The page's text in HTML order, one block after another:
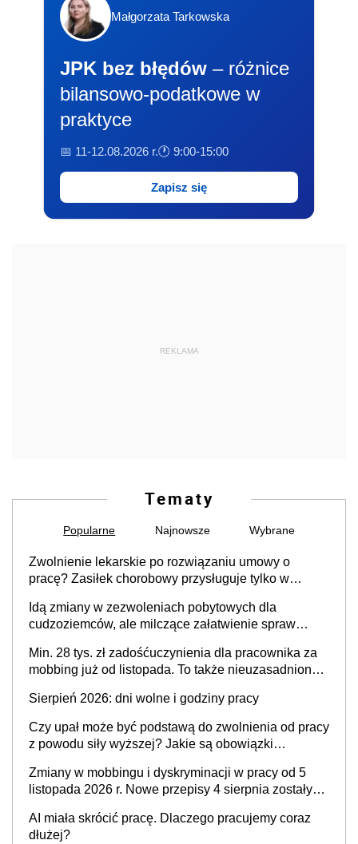
Małgorzata Tarkowska
JPK bez błędów – różnice
bilansowo-podatkowe w
praktyce
📅 11-12.08.2026 r.🕐 9:00-15:00
Zapisz się
REKLAMA
Tematy
Popularne Najnowsze Wybrane
Zwolnienie lekarskie po rozwiązaniu umowy o
pracę? Zasiłek chorobowy przysługuje tylko w
stosunku pracy
Idą zmiany w zezwoleniach pobytowych dla
cudzoziemców, ale milczące załatwienie spraw
Min. 28 tys. zł zadośćuczynienia dla pracownika za
mobbing już od listopada. To także nieuzasadniona
Sierpień 2026: dni wolne i godziny pracy
Czy upał może być podstawą do zwolnienia od pracy
z powodu siły wyższej? Jakie są obowiązki
Zmiany w mobbingu i dyskryminacji w pracy od 5
listopada 2026 r. Nowe przepisy 4 sierpnia zostały
AI miała skrócić pracę. Dlaczego pracujemy coraz
dłużej?